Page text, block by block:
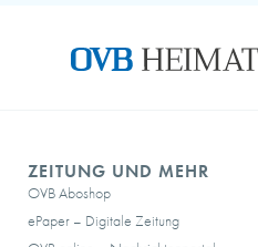
ZEITUNG UND MEHR
OVB Aboshop
ePaper – Digitale Zeitung